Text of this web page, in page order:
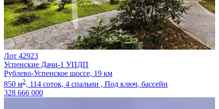
Лот 42923
Успенские Дачи-1 УПДП
Рублево-Успенское шоссе, 19 км
850 м2, 114 соток, 4 спальни , Под ключ, бассейн
328 666 000